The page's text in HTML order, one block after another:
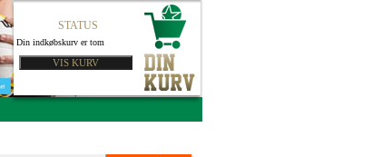
STATUS
Din indkøbskurv er tom